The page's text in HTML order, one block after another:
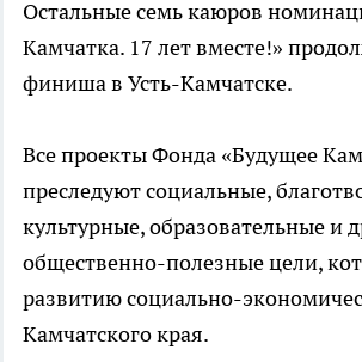
Остальные семь каюров
Камчатка. 17 лет вместе!»
финиша в Усть-Камчатске.
Все проекты Фонда «Будущее
преследуют социальные,
культурные, образовательные и
общественно-полезные цели,
развитию социально-
Камчатского края.